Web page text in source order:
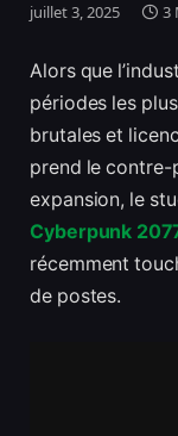
juillet 3, 2025 3
Alors que
périodes les
brutales et
prend le contre-
expansion, le
Cyberpunk
récemment
de postes.